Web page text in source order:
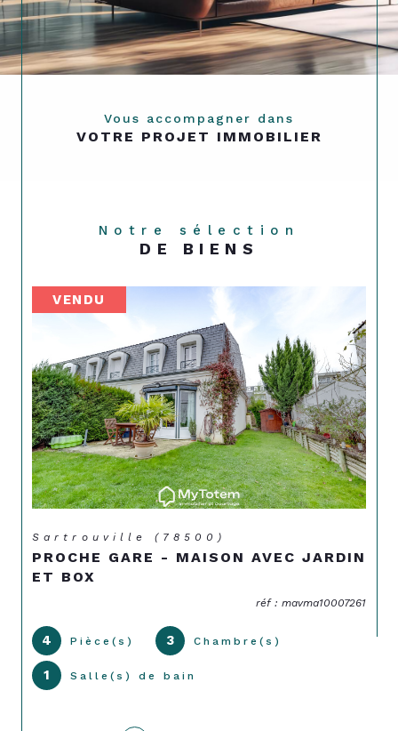
Vous accompagner dans
VOTRE PROJET IMMOBILIER
Notre sélection
DE BIENS
VENDU
Sartrouville (78500)
PROCHE GARE - MAISON AVEC JARDIN
ET BOX
réf : mavma10007261
4 Pièce(s) 3 Chambre(s)
1 Salle(s) de bain